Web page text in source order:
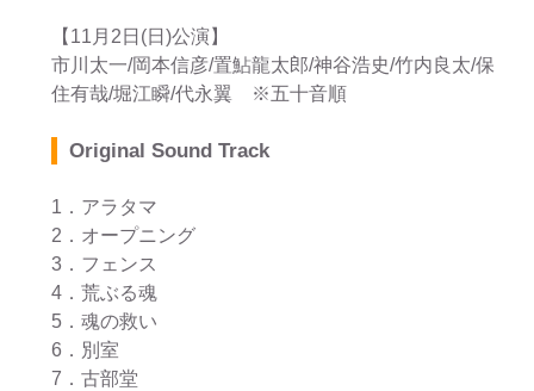
【11月2日(日)公演】
市川太一/岡本信彦/置鮎龍太郎/神谷浩史/竹内良太/保
住有哉/堀江瞬/代永翼 ※五十音順
Original Sound Track
1．アラタマ
2．オープニング
3．フェンス
4．荒ぶる魂
5．魂の救い
6．別室
7．古部堂